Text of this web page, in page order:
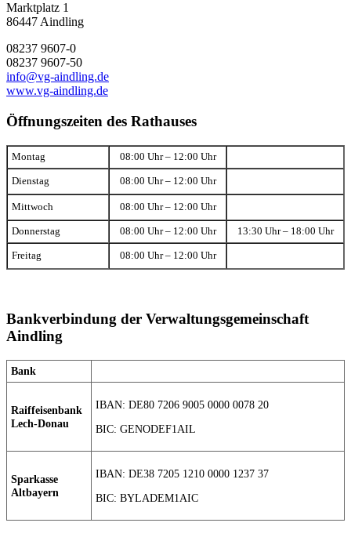
Marktplatz 1
86447 Aindling
08237 9607-0
08237 9607-50
info@vg-aindling.de
www.vg-aindling.de
Öffnungszeiten des Rathauses
Montag 08:00 Uhr – 12:00 Uhr
Dienstag 08:00 Uhr – 12:00 Uhr
Mittwoch 08:00 Uhr – 12:00 Uhr
Donnerstag 08:00 Uhr – 12:00 Uhr 13:30 Uhr – 18:00 Uhr
Freitag 08:00 Uhr – 12:00 Uhr
Bankverbindung der Verwaltungsgemeinschaft
Aindling
Bank
Raiffeisenbank
Lech-Donau
IBAN: DE80 7206 9005 0000 0078 20
BIC: GENODEF1AIL
Sparkasse
Altbayern
IBAN: DE38 7205 1210 0000 1237 37
BIC: BYLADEM1AIC